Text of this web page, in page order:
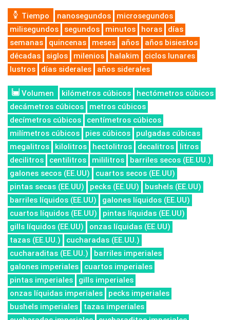
Tiempo nanosegundos
microsegundos
milisegundos
segundos minutos horas
días
semanas
quincenas meses años
años bisiestos
décadas
siglos milenios halakim
ciclos lunares
lustros
días siderales años siderales
Volumen kilómetros cúbicos
hectómetros cúbicos
decámetros cúbicos
metros cúbicos
decímetros cúbicos
centímetros cúbicos
milímetros cúbicos
pies cúbicos
pulgadas cúbicas
megalitros
kilolitros hectolitros decalitros
litros
decilitros
centilitros mililitros
barriles secos (EE.UU.)
galones secos (EE.UU)
cuartos secos (EE.UU)
pintas secas (EE.UU)
pecks (EE.UU)
bushels (EE.UU)
barriles líquidos (EE.UU)
galones líquidos (EE.UU)
cuartos líquidos (EE.UU)
pintas líquidas (EE.UU)
gills líquidos (EE.UU)
onzas líquidas (EE.UU)
tazas (EE.UU.)
cucharadas (EE.UU.)
cucharaditas (EE.UU.)
barriles imperiales
galones imperiales
cuartos imperiales
pintas imperiales
gills imperiales
onzas líquidas imperiales
pecks imperiales
bushels imperiales
tazas imperiales